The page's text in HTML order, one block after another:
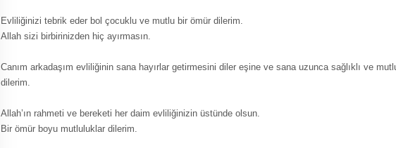
Evliliğinizi tebrik eder bol çocuklu ve mutlu bir ömür dilerim.
Allah sizi birbirinizden hiç ayırmasın.
Canım arkadaşım evliliğinin sana hayırlar getirmesini diler eşine ve sana uzunca sağlıklı ve
dilerim.
Allah’ın rahmeti ve bereketi her daim evliliğinizin üstünde olsun.
Bir ömür boyu mutluluklar dilerim.